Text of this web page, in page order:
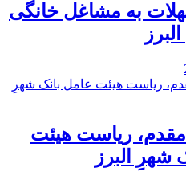
به مشاغل خانگی
ریاست هیئت
شهرِ البرز